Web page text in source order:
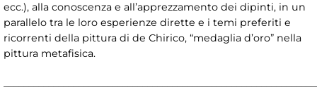
ecc.), alla conoscenza e all’apprezzamento dei dipinti, in un
parallelo tra le loro esperienze dirette e i temi preferiti e
ricorrenti della pittura di de Chirico, “medaglia d’oro” nella
pittura metafisica.